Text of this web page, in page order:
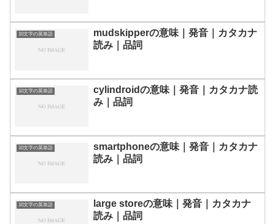
10文字の英単語
mudskipperの意味｜発音｜カタカナ
読み｜品詞
10文字の英単語
cylindroidの意味｜発音｜カタカナ読
み｜品詞
10文字の英単語
smartphoneの意味｜発音｜カタカナ
読み｜品詞
10文字の英単語
large storeの意味｜発音｜カタカナ
読み｜品詞